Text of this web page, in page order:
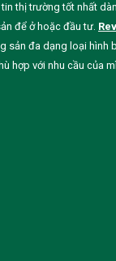
thị trường tốt nhất
để ở hoặc đầu tư.
sản đa dạng loại hình
hợp với nhu cầu của